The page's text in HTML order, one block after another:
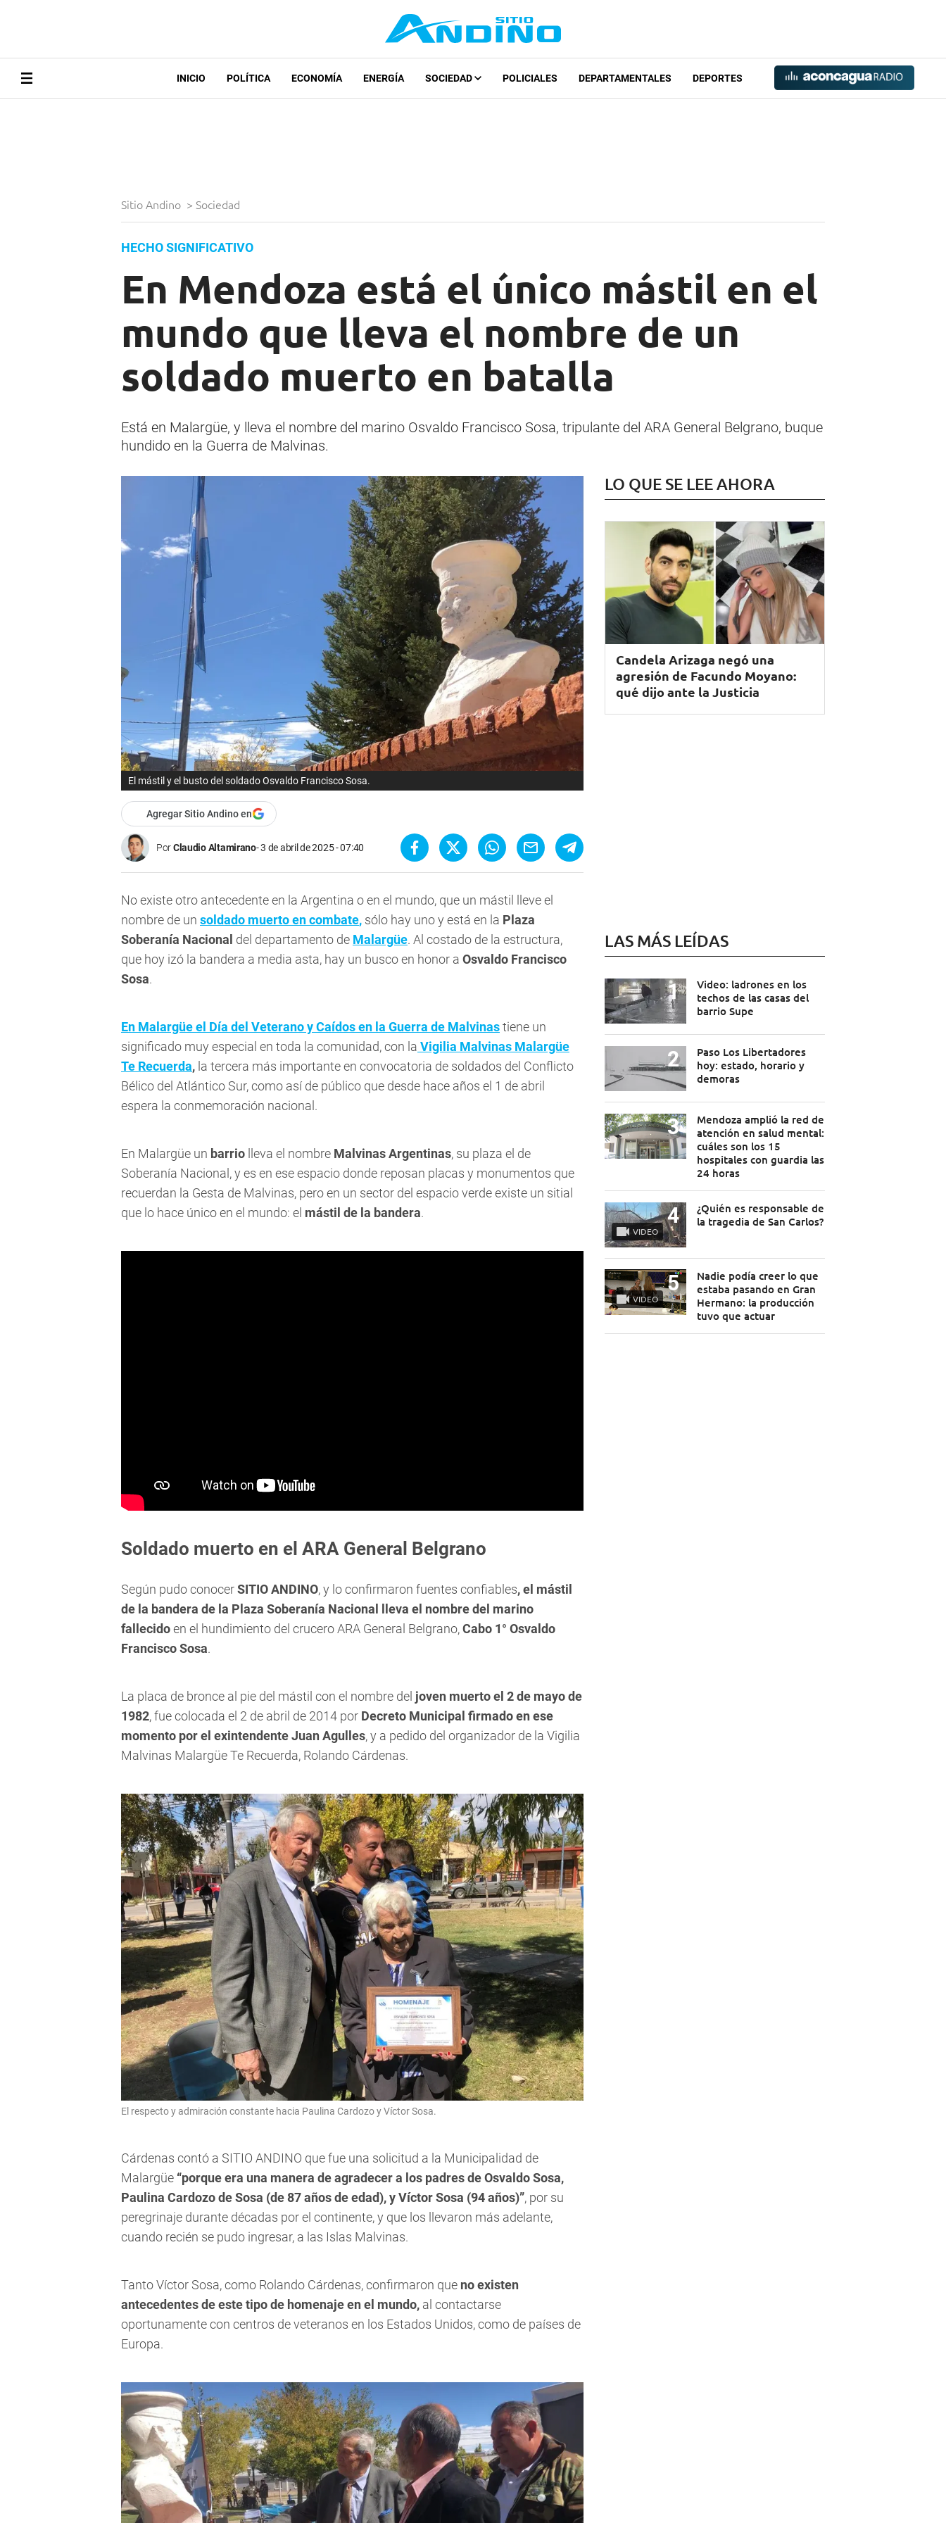
INICIO POLÍTICA ECONOMÍA ENERGÍA SOCIEDAD POLICIALES DEPARTAMENTALES DEPORTES
Sitio Andino > Sociedad
HECHO SIGNIFICATIVO
En Mendoza está el único mástil en el
mundo que lleva el nombre de un
soldado muerto en batalla
Está en Malargüe, y lleva el nombre del marino Osvaldo Francisco Sosa, tripulante del ARA General Belgrano, buque
hundido en la Guerra de Malvinas.
El mástil y el busto del soldado Osvaldo Francisco Sosa.
Agregar Sitio Andino en
PorClaudio Altamirano 3 de abril de 2025 - 07:40
No existe otro antecedente en la Argentina o en el mundo, que un mástil lleve el
nombre de un soldado muerto en combate, sólo hay uno y está en la Plaza
Soberanía Nacional del departamento de Malargüe. Al costado de la estructura,
que hoy izó la bandera a media asta, hay un busco en honor a Osvaldo Francisco
Sosa.
En Malargüe el Día del Veterano y Caídos en la Guerra de Malvinastiene un
significado muy especial en toda la comunidad, con la Vigilia Malvinas Malargüe
Te Recuerda, la tercera más importante en convocatoria de soldados del Conflicto
Bélico del Atlántico Sur, como así de público que desde hace años el 1 de abril
espera la conmemoración nacional.
En Malargüe un barrio lleva el nombre Malvinas Argentinas, su plaza el de
Soberanía Nacional, y es en ese espacio donde reposan placas y monumentos que
recuerdan la Gesta de Malvinas, pero en un sector del espacio verde existe un sitial
que lo hace único en el mundo: el mástil de la bandera.
Soldado muerto en el ARA General Belgrano
Según pudo conocerSITIO ANDINO, y lo confirmaron fuentes confiables, el mástil
de la bandera de la Plaza Soberanía Nacional lleva el nombre del marino
fallecidoen el hundimiento del crucero ARA General Belgrano,Cabo 1° Osvaldo
Francisco Sosa.
La placa de bronce al pie del mástil con el nombre del joven muerto el 2 de mayo de
1982, fue colocada el 2 de abril de 2014 por Decreto Municipal firmado en ese
momento por el exintendente Juan Agulles, y a pedido del organizador de la Vigilia
Malvinas Malargüe Te Recuerda, Rolando Cárdenas.
El respecto y admiración constante hacia Paulina Cardozo y Víctor Sosa.
Cárdenas contó a SITIO ANDINO que fue una solicitud a la Municipalidad de
Malargüe “porque era una manera de agradecer a los padres de Osvaldo Sosa,
Paulina Cardozo de Sosa (de 87 años de edad), y Víctor Sosa (94 años)”, por su
peregrinaje durante décadas por el continente, y que los llevaron más adelante,
cuando recién se pudo ingresar, a las Islas Malvinas.
Tanto Víctor Sosa, como Rolando Cárdenas, confirmaron que no existen
antecedentes de este tipo de homenaje en el mundo, al contactarse
oportunamente con centros de veteranos en los Estados Unidos, como de países de
Europa.
LO QUE SE LEE AHORA
Candela Arizaga negó una
agresión de Facundo Moyano:
qué dijo ante la Justicia
LAS MÁS LEÍDAS
Video: ladrones en los
techos de las casas del
barrio Supe
Paso Los Libertadores
hoy: estado, horario y
demoras
Mendoza amplió la red de
atención en salud mental:
cuáles son los 15
hospitales con guardia las
24 horas
VIDEO
¿Quién es responsable de
la tragedia de San Carlos?
VIDEO
Nadie podía creer lo que
estaba pasando en Gran
Hermano: la producción
tuvo que actuar